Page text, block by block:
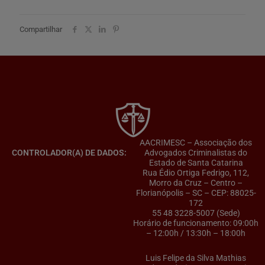
Compartilhar
CONTROLADOR(A) DE DADOS:
AACRIMESC – Associação dos
Advogados Criminalistas do
Estado de Santa Catarina
Rua Édio Ortiga Fedrigo, 112,
Morro da Cruz – Centro –
Florianópolis – SC – CEP: 88025-
172
55 48 3228-5007 (Sede)
Horário de funcionamento: 09:00h
– 12:00h / 13:30h – 18:00h
Luis Felipe da Silva Mathias